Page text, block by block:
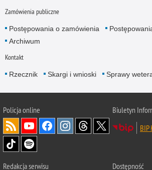
Zamówienia publiczne
Postępowania o zamówienia
Archiwum
Kontakt
Rzecznik Skargi i wnioski Sprawy
Policjaonline
Biuletyn
BIP
Redakcja serwisu Dostępność